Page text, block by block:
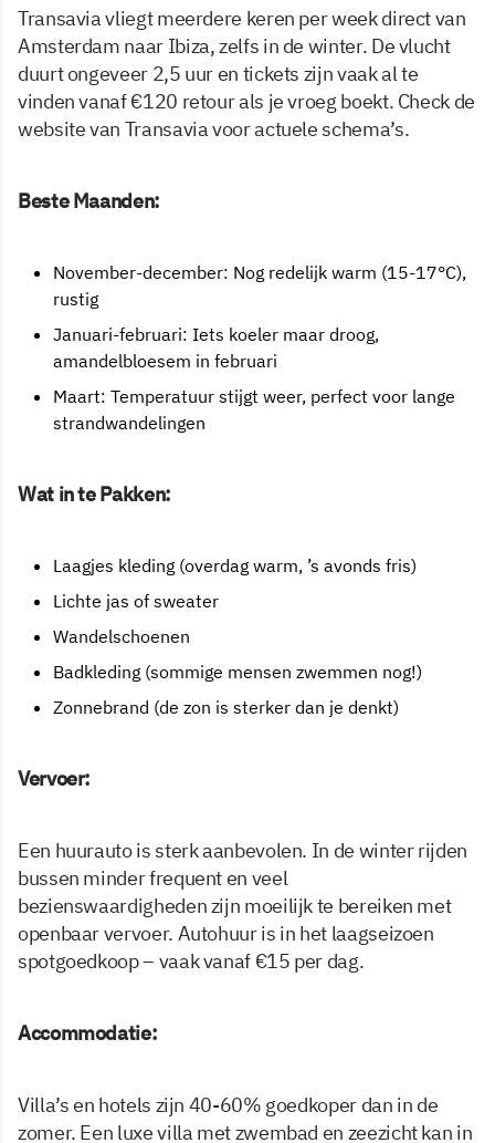
Transavia vliegt meerdere keren per week direct van
Amsterdam naar Ibiza, zelfs in de winter. De vlucht
duurt ongeveer 2,5 uur en tickets zijn vaak al te
vinden vanaf €120 retour als je vroeg boekt. Check de
website van Transavia voor actuele schema’s.
Beste Maanden:
November-december: Nog redelijk warm (15-17°C),
rustig
Januari-februari: Iets koeler maar droog,
amandelbloesem in februari
Maart: Temperatuur stijgt weer, perfect voor lange
strandwandelingen
Wat in te Pakken:
Laagjes kleding (overdag warm, ’s avonds fris)
Lichte jas of sweater
Wandelschoenen
Badkleding (sommige mensen zwemmen nog!)
Zonnebrand (de zon is sterker dan je denkt)
Vervoer:
Een huurauto is sterk aanbevolen. In de winter rijden
bussen minder frequent en veel
bezienswaardigheden zijn moeilijk te bereiken met
openbaar vervoer. Autohuur is in het laagseizoen
spotgoedkoop – vaak vanaf €15 per dag.
Accommodatie:
Villa’s en hotels zijn 40-60% goedkoper dan in de
zomer. Een luxe villa met zwembad en zeezicht kan in